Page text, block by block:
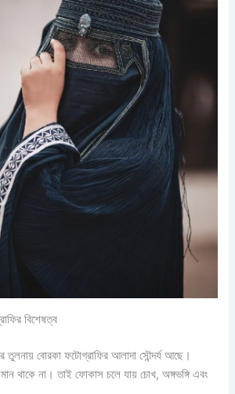
বিশেষত্ব
তুলনায় বোরকা ফটোগ্রাফির আলাদা সৌন্দর্য আছে।
থাকে না। তাই ফোকাস চলে যায় চোখ, অঙ্গভঙ্গি এবং